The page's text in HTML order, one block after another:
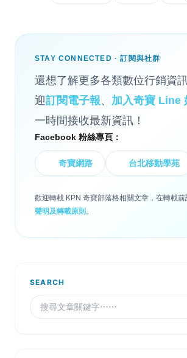
STAY CONNECTED · 訂閱與社群
還想了解更多各類數位行銷資
迎訂閱電子報、 加入奇寶 Line
一時間接收最新資訊！
Facebook 粉絲專頁：
奇寶網路 台北移動學苑
歡迎轉載 KPN 奇寶部落格相關文章，在轉載前
聲明及轉載原則 。
SEARCH